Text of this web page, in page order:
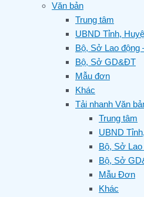
Văn bản
Trung tâm
UBND Tỉnh,
Bộ, Sở Lao động
Bộ, Sở GD&ĐT
Mẫu đơn
Khác
Tải nhanh Văn
Trung tâm
UBND
Bộ, Sở
Bộ, Sở
Mẫu Đơn
Khác